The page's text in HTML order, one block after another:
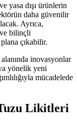
yasa dışı ürünlerin
daha güvenilir
Ayrıca,
bilinçli
çıkabilir.
inovasyonlar
yönelik yeni
mücadelede
Likitleri